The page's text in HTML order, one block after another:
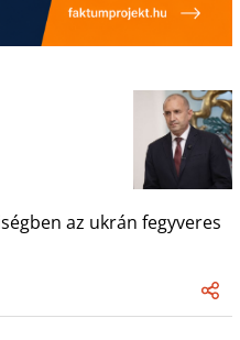
az ukrán fegyveres